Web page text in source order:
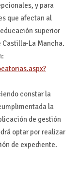
y para
que afectan al
superior
La Mancha.
constar la
la
de gestión
optar por realizar
de expediente.